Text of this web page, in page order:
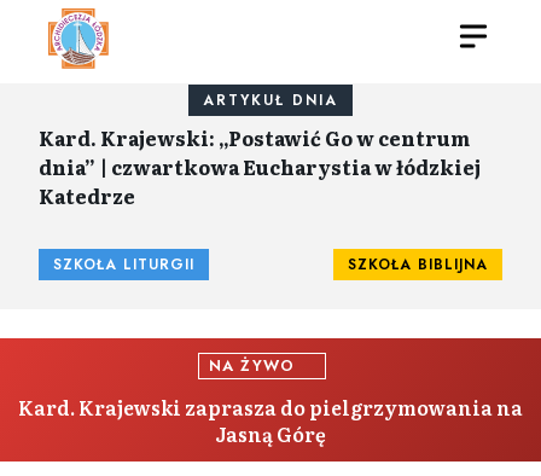
ARTYKUŁ DNIA
Kard. Krajewski: „Postawić Go w centrum
dnia” | czwartkowa Eucharystia w łódzkiej
Katedrze
SZKOŁA LITURGII SZKOŁA BIBLIJNA
NA ŻYWO
Kard. Krajewski zaprasza do pielgrzymowania na
Jasną Górę